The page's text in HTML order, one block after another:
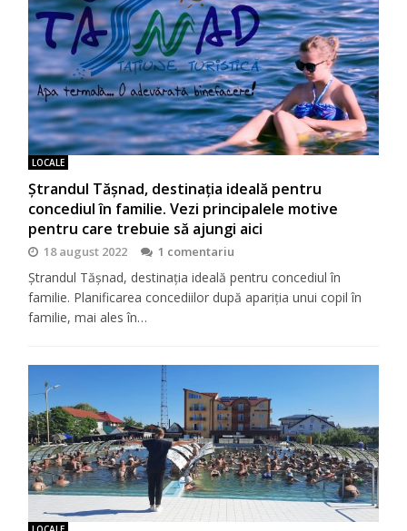
LOCALE
Ștrandul Tășnad, destinația ideală pentru
concediul în familie. Vezi principalele motive
pentru care trebuie să ajungi aici
18 august 2022 1 comentariu
Ștrandul Tășnad, destinația ideală pentru concediul în
familie. Planificarea concediilor după apariția unui copil în
familie, mai ales în…